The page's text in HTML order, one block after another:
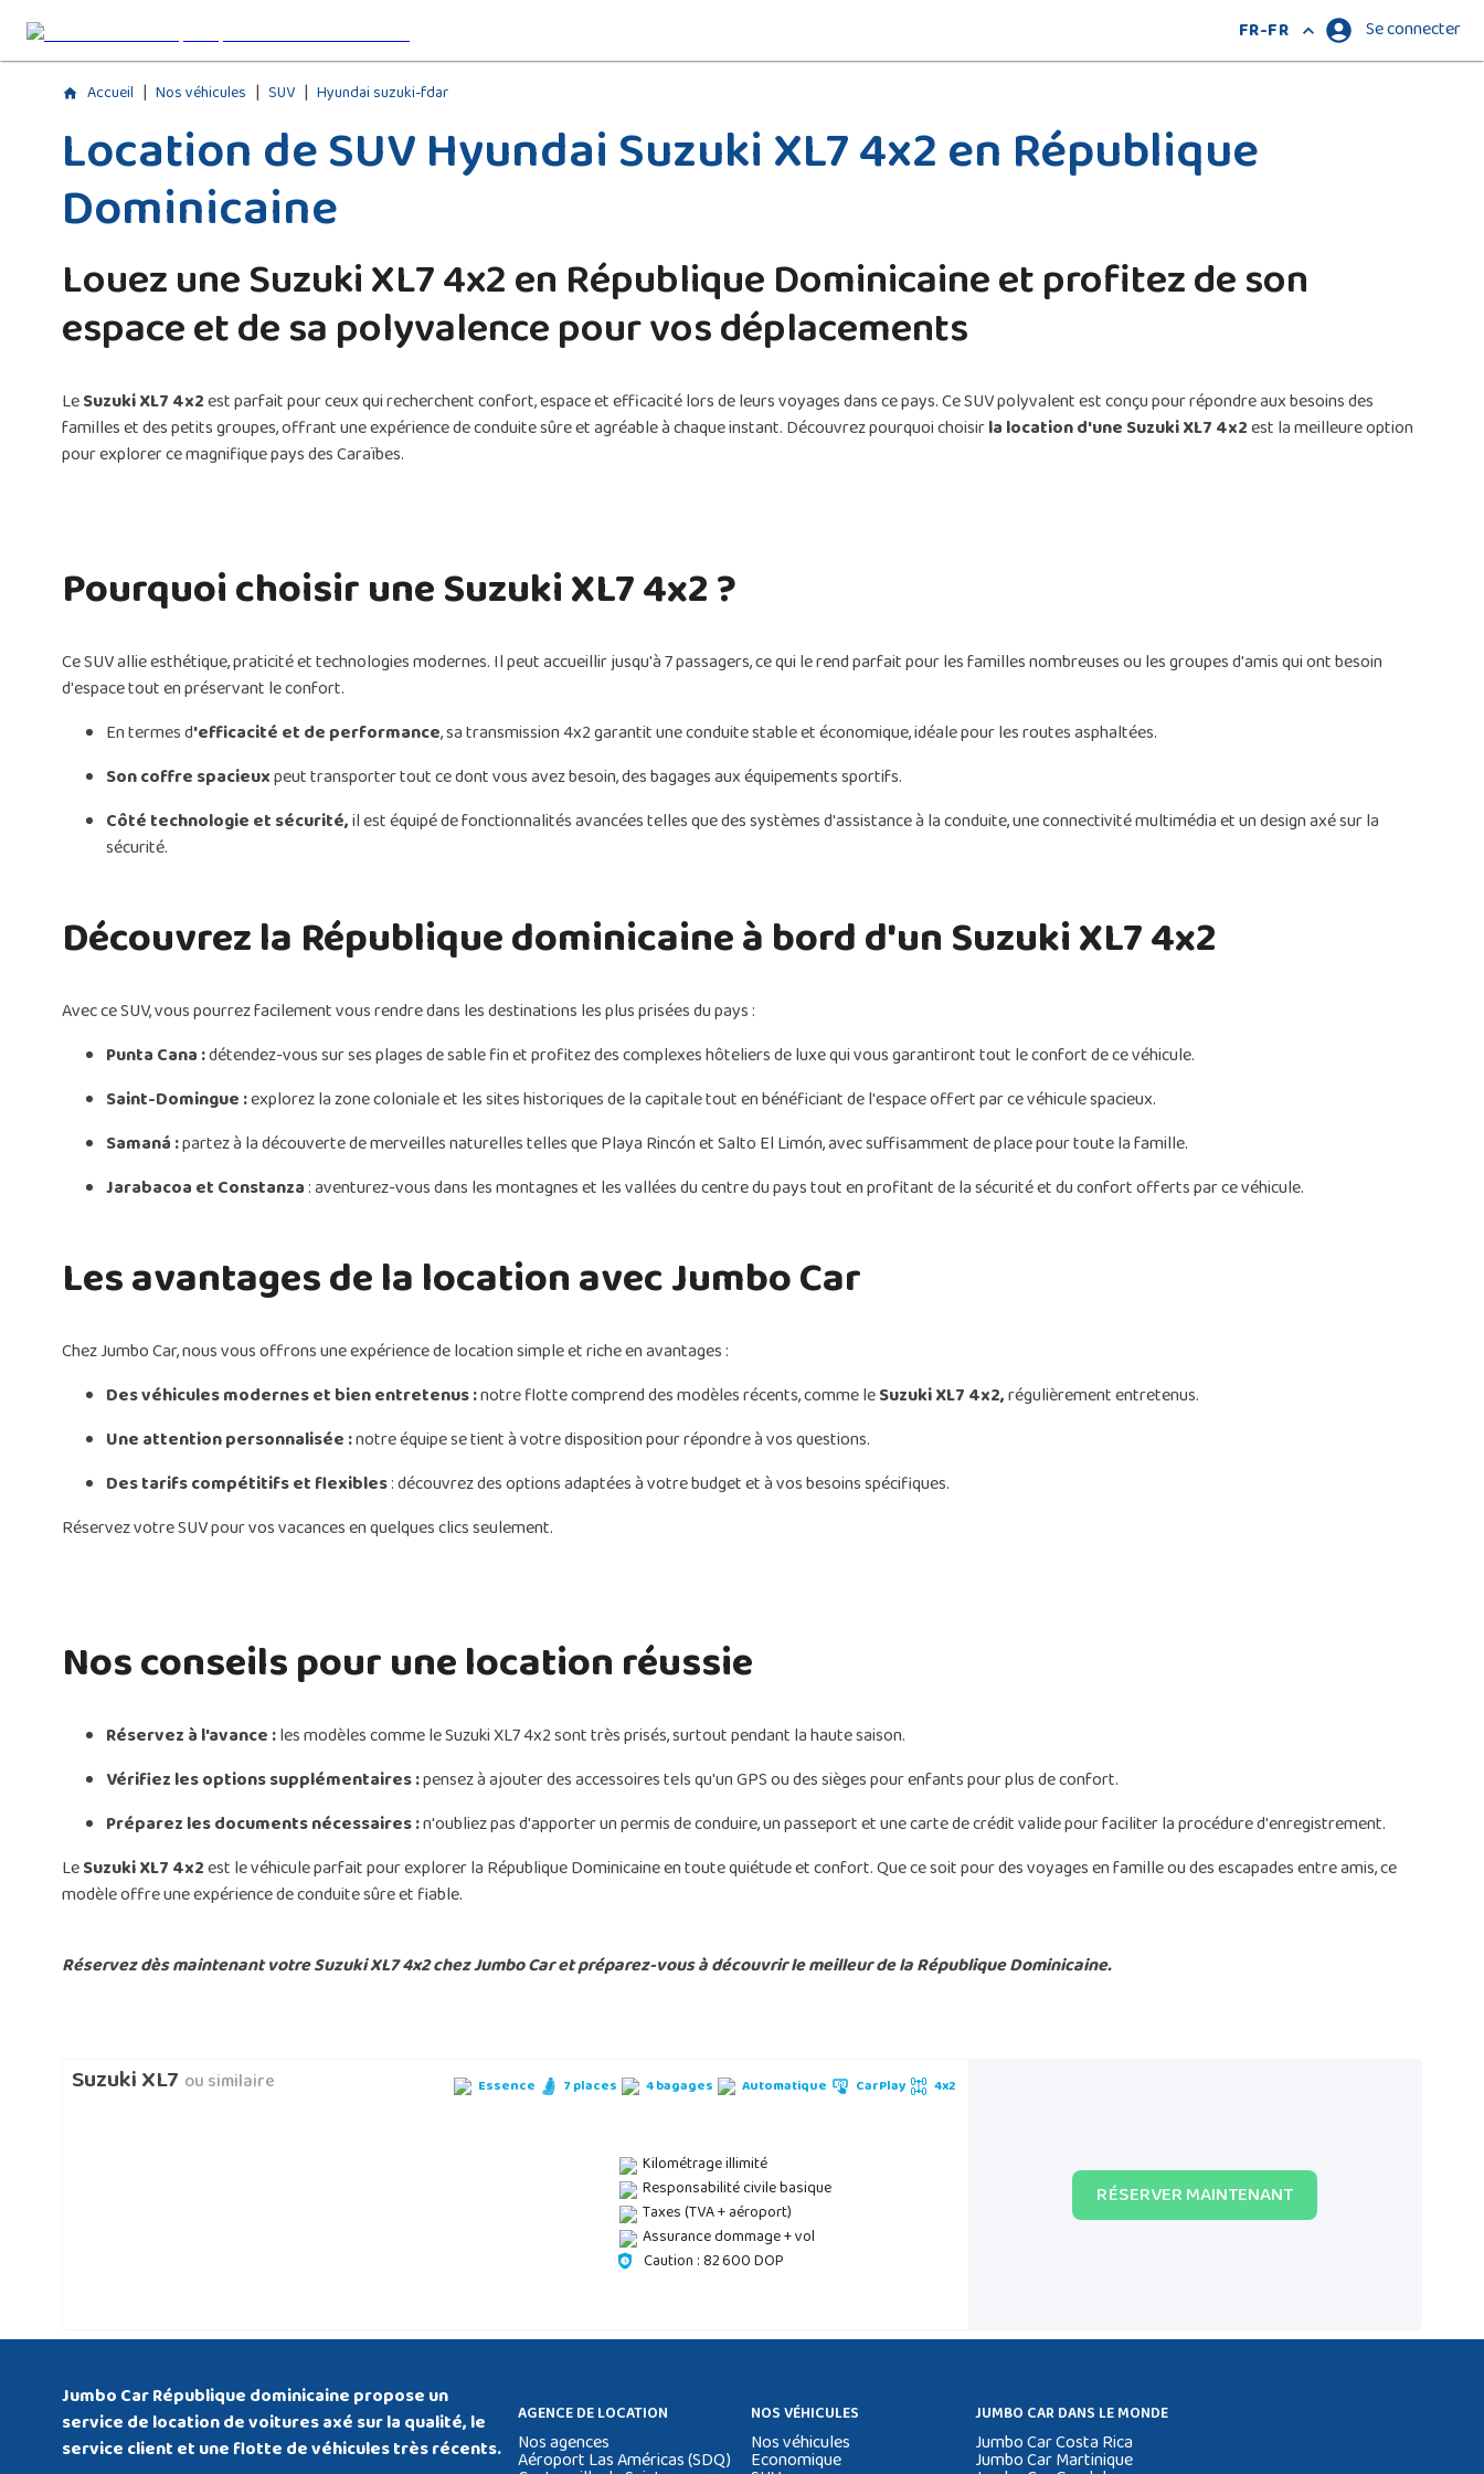
FR-FR Se connecter
Accueil | Nos véhicules | SUV | Hyundai suzuki-fdar
Location de SUV Hyundai Suzuki XL7 4x2 en République
Dominicaine
Louez une Suzuki XL7 4x2 en République Dominicaine et profitez de son
espace et de sa polyvalence pour vos déplacements
LeSuzuki XL7 4x2est parfait pour ceux qui recherchent confort, espace et efficacité lors de leurs voyages dans ce pays. Ce SUV polyvalent est conçu pour répondre aux besoins des
familles et des petits groupes, offrant une expérience de conduite sûre et agréable à chaque instant. Découvrez pourquoi choisirla location d'une Suzuki XL7 4x2est la meilleure option
pour explorer ce magnifique pays des Caraïbes.
Pourquoi choisir une Suzuki XL7 4x2 ?
Ce SUV allie esthétique, praticité et technologies modernes. Il peut accueillir jusqu'à 7 passagers, ce qui le rend parfait pour les familles nombreuses ou les groupes d'amis qui ont besoin
d'espace tout en préservant le confort.
En termes d'efficacité et de performance, sa transmission 4x2 garantit une conduite stable et économique, idéale pour les routes asphaltées.
Son coffre spacieuxpeut transporter tout ce dont vous avez besoin, des bagages aux équipements sportifs.
Côté technologie et sécurité,il est équipé de fonctionnalités avancées telles que des systèmes d'assistance à la conduite, une connectivité multimédia et un design axé sur la
sécurité.
Découvrez la République dominicaine à bord d'un Suzuki XL7 4x2
Avec ce SUV, vous pourrez facilement vous rendre dans les destinations les plus prisées du pays :
Punta Cana :détendez-vous sur ses plages de sable fin et profitez des complexes hôteliers de luxe qui vous garantiront tout le confort de ce véhicule.
Saint-Domingue :explorez la zone coloniale et les sites historiques de la capitale tout en bénéficiant de l'espace offert par ce véhicule spacieux.
Samaná :partez à la découverte de merveilles naturelles telles que Playa Rincón et Salto El Limón, avec suffisamment de place pour toute la famille.
Jarabacoa et Constanza: aventurez-vous dans les montagnes et les vallées du centre du pays tout en profitant de la sécurité et du confort offerts par ce véhicule.
Les avantages de la location avec Jumbo Car
Chez Jumbo Car, nous vous offrons une expérience de location simple et riche en avantages :
Des véhicules modernes et bien entretenus :notre flotte comprend des modèles récents, comme leSuzuki XL7 4x2,régulièrement entretenus.
Une attention personnalisée :notre équipe se tient à votre disposition pour répondre à vos questions.
Des tarifs compétitifs et flexibles: découvrez des options adaptées à votre budget et à vos besoins spécifiques.
Réservez votre SUV pour vos vacances en quelques clics seulement.
Nos conseils pour une location réussie
Réservez à l'avance :les modèles comme le Suzuki XL7 4x2 sont très prisés, surtout pendant la haute saison.
Vérifiez les options supplémentaires :pensez à ajouter des accessoires tels qu'un GPS ou des sièges pour enfants pour plus de confort.
Préparez les documents nécessaires :n'oubliez pas d'apporter un permis de conduire, un passeport et une carte de crédit valide pour faciliter la procédure d'enregistrement.
LeSuzuki XL7 4x2est le véhicule parfait pour explorer la République Dominicaine en toute quiétude et confort. Que ce soit pour des voyages en famille ou des escapades entre amis, ce
modèle offre une expérience de conduite sûre et fiable.
Réservez dès maintenant votre Suzuki XL7 4x2 chez Jumbo Car et préparez-vous à découvrir le meilleur de la République Dominicaine.
Suzuki XL7 ou similaire Essence 7 places 4 bagages Automatique CarPlay 4x2
Kilométrage illimité
Responsabilité civile basique
Taxes (TVA + aéroport)
Assurance dommage + vol
Caution : 82 600 DOP
RÉSERVER MAINTENANT
Jumbo Car République dominicaine propose un
service de location de voitures axé sur la qualité, le
service client et une flotte de véhicules très récents.
AGENCE DE LOCATION
Nos agences
Aéroport Las Américas (SDQ)
NOS VÉHICULES
Nos véhicules
Economique
JUMBO CAR DANS LE MONDE
Jumbo Car Costa Rica
Jumbo Car Martinique